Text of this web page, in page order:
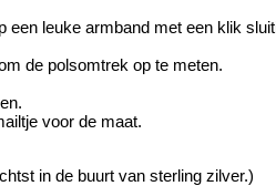
leuke armband met een klik
de polsomtrek op te meten.
voor de maat.
in de buurt van sterling zilver.)